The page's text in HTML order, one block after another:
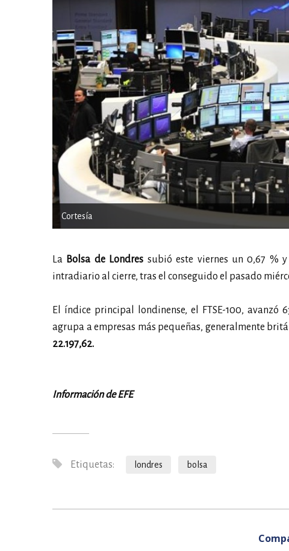
Cortesía
La Bolsa de Londres subió este viernes un 0,67 %
intradiario al cierre, tras el conseguido el pasado
El índice principal londinense, el FTSE-100, avanzó
agrupa a empresas más pequeñas, generalmente
22.197,62.
Información de EFE
Etiquetas: londres bolsa